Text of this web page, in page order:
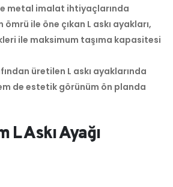
metal imalat ihtiyaçlarında
ömrü ile öne çıkan L askı ayakları,
ile maksimum taşıma kapasitesi
üretilen L askı ayaklarında
de estetik görünüm ön planda
L Askı Ayağı